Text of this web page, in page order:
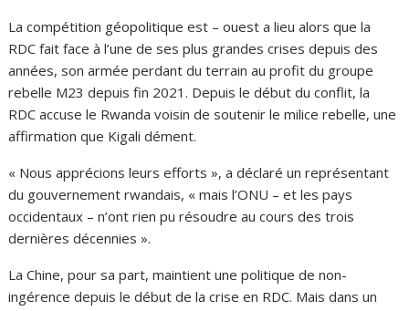
La compétition géopolitique est – ouest a lieu alors que la
RDC fait face à l’une de ses plus grandes crises depuis des
années, son armée perdant du terrain au profit du groupe
rebelle M23 depuis fin 2021. Depuis le début du conflit, la
RDC accuse le Rwanda voisin de soutenir le milice rebelle, une
affirmation que Kigali dément.
« Nous apprécions leurs efforts », a déclaré un représentant
du gouvernement rwandais, « mais l’ONU – et les pays
occidentaux – n’ont rien pu résoudre au cours des trois
dernières décennies ».
La Chine, pour sa part, maintient une politique de non-
ingérence depuis le début de la crise en RDC. Mais dans un